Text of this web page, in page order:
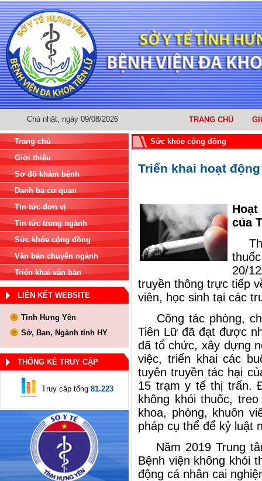
Chủ nhật, ngày 09/08/2026 TRANG CHỦ
Trang chủ
Giới thiệu
Sơ đồ khám bệnh
Danh bạ cơ quan
Tin tức đơn vị
Tin tức trong ngành
Sức khỏe cộng đồng
Văn bản chuyên ngành
Triển khai văn bản
LIÊN KẾT WEBSITE
Tỉnh Hưng Yên
Sở, Ban, Ngành tỉnh HY
THỐNG KÊ TRUY CẬP
Truy câp tổng 81.223
Sức khỏe cộng đồng
Triển khai hoạt
của
20/
truyền thông trực tiếp
viên, học sinh tại các
Công tác phòng,
Tiên Lữ đã đạt được
đã tổ chức, xây dựng
việc, triển khai các
tuyên truyền tác hại
15 trạm y tế thị trấn.
không khói thuốc,
khoa, phòng, khuôn
pháp cụ thể để kỷ luật
Năm 2019 Trung
Bệnh viện không khói
động cá nhân cai